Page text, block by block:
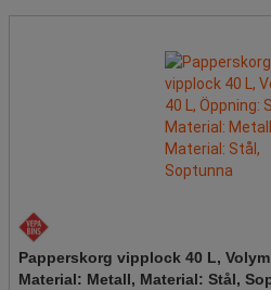
Papperskorg vipplock 40 L,
Material: Metall, Material: Stål,